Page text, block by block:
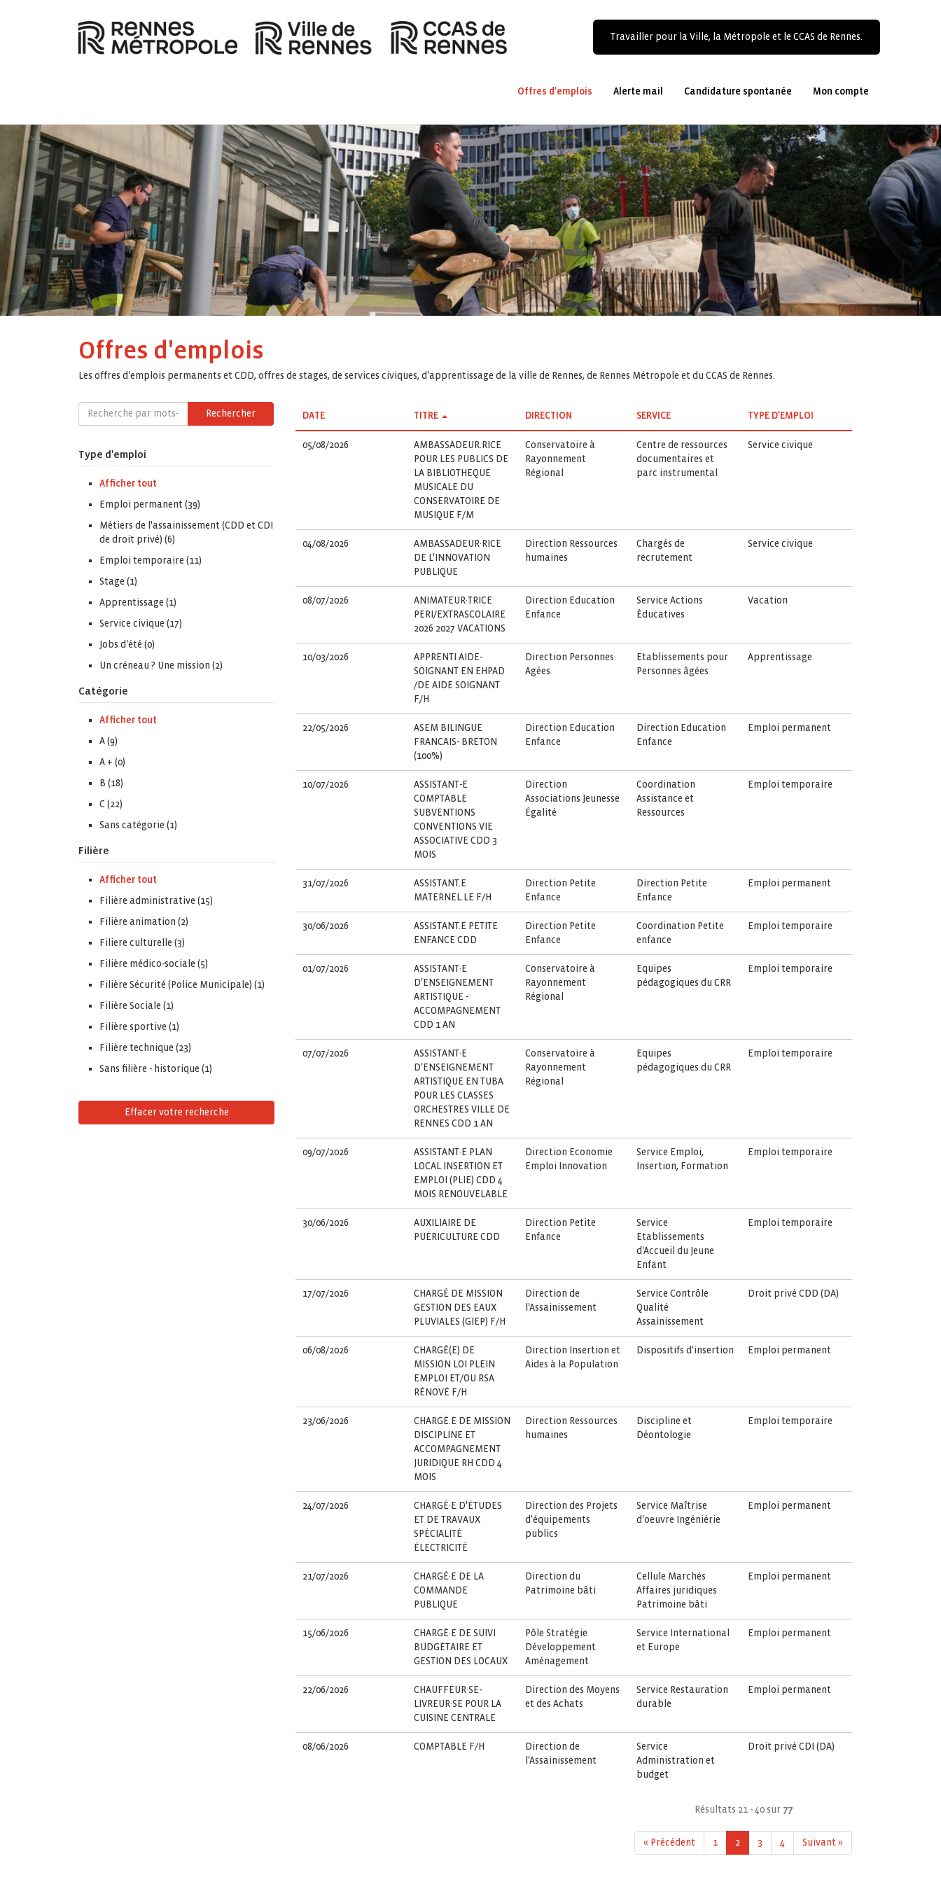
Travailler pour la Ville, la Métropole et le CCAS de Rennes.
Offres d'emplois Alerte mail Candidature spontanée Mon compte
Offres d'emplois
Les offres d'emplois permanents et CDD, offres de stages, de services civiques, d'apprentissage de la ville de Rennes, de Rennes Métropole et du CCAS de Rennes.
Rechercher
Type d'emploi
Afficher tout
Emploi permanent (39)
Métiers de l'assainissement (CDD et CDI
de droit privé) (6)
Emploi temporaire (11)
Stage (1)
Apprentissage (1)
Service civique (17)
Jobs d'été (0)
Un créneau ? Une mission (2)
Catégorie
Afficher tout
A (9)
A + (0)
B (18)
C (22)
Sans catégorie (1)
Filière
Afficher tout
Filière administrative (15)
Filière animation (2)
Filiere culturelle (3)
Filière médico-sociale (5)
Filière Sécurité (Police Municipale) (1)
Filière Sociale (1)
Filière sportive (1)
Filière technique (23)
Sans filière - historique (1)
Effacer votre recherche
DATE TITRE DIRECTION SERVICE TYPE D'EMPLOI
05/08/2026
AMBASSADEUR.RICE
POUR LES PUBLICS DE
LA BIBLIOTHEQUE
MUSICALE DU
CONSERVATOIRE DE
MUSIQUE F/M
Conservatoire à
Rayonnement
Régional
Centre de ressources
documentaires et
parc instrumental
Service civique
04/08/2026
AMBASSADEUR·RICE
DE L'INNOVATION
PUBLIQUE
Direction Ressources
humaines
Chargés de
recrutement
Service civique
08/07/2026
ANIMATEUR·TRICE
PERI/EXTRASCOLAIRE
2026 2027 VACATIONS
Direction Education
Enfance
Service Actions
Éducatives
Vacation
10/03/2026
APPRENTI AIDE-
SOIGNANT EN EHPAD
/DE AIDE SOIGNANT
F/H
Direction Personnes
Agées
Etablissements pour
Personnes âgées
Apprentissage
22/05/2026
ASEM BILINGUE
FRANCAIS- BRETON
(100%)
Direction Education
Enfance
Direction Education
Enfance
Emploi permanent
10/07/2026
ASSISTANT-E
COMPTABLE
SUBVENTIONS
CONVENTIONS VIE
ASSOCIATIVE CDD 3
MOIS
Direction
Associations Jeunesse
Égalité
Coordination
Assistance et
Ressources
Emploi temporaire
31/07/2026
ASSISTANT.E
MATERNEL.LE F/H
Direction Petite
Enfance
Direction Petite
Enfance
Emploi permanent
30/06/2026
ASSISTANT.E PETITE
ENFANCE CDD
Direction Petite
Enfance
Coordination Petite
enfance
Emploi temporaire
01/07/2026
ASSISTANT·E
D'ENSEIGNEMENT
ARTISTIQUE -
ACCOMPAGNEMENT
CDD 1 AN
Conservatoire à
Rayonnement
Régional
Equipes
pédagogiques du CRR
Emploi temporaire
07/07/2026
ASSISTANT·E
D'ENSEIGNEMENT
ARTISTIQUE EN TUBA
POUR LES CLASSES
ORCHESTRES VILLE DE
RENNES CDD 1 AN
Conservatoire à
Rayonnement
Régional
Equipes
pédagogiques du CRR
Emploi temporaire
09/07/2026
ASSISTANT·E PLAN
LOCAL INSERTION ET
EMPLOI (PLIE) CDD 4
MOIS RENOUVELABLE
Direction Economie
Emploi Innovation
Service Emploi,
Insertion, Formation
Emploi temporaire
30/06/2026
AUXILIAIRE DE
PUÉRICULTURE CDD
Direction Petite
Enfance
Service
Etablissements
d'Accueil du Jeune
Enfant
Emploi temporaire
17/07/2026
CHARGÉ DE MISSION
GESTION DES EAUX
PLUVIALES (GIEP) F/H
Direction de
l'Assainissement
Service Contrôle
Qualité
Assainissement
Droit privé CDD (DA)
06/08/2026
CHARGÉ(E) DE
MISSION LOI PLEIN
EMPLOI ET/OU RSA
RÉNOVÉ F/H
Direction Insertion et
Aides à la Population
Dispositifs d'insertion Emploi permanent
23/06/2026
CHARGÉ.E DE MISSION
DISCIPLINE ET
ACCOMPAGNEMENT
JURIDIQUE RH CDD 4
MOIS
Direction Ressources
humaines
Discipline et
Déontologie
Emploi temporaire
24/07/2026
CHARGÉ·E D'ÉTUDES
ET DE TRAVAUX
SPÉCIALITÉ
ÉLECTRICITÉ
Direction des Projets
d'équipements
publics
Service Maîtrise
d'oeuvre Ingéniérie
Emploi permanent
21/07/2026
CHARGÉ·E DE LA
COMMANDE
PUBLIQUE
Direction du
Patrimoine bâti
Cellule Marchés
Affaires juridiques
Patrimoine bâti
Emploi permanent
15/06/2026
CHARGÉ·E DE SUIVI
BUDGÉTAIRE ET
GESTION DES LOCAUX
Pôle Stratégie
Développement
Aménagement
Service International
et Europe
Emploi permanent
22/06/2026
CHAUFFEUR·SE-
LIVREUR·SE POUR LA
CUISINE CENTRALE
Direction des Moyens
et des Achats
Service Restauration
durable
Emploi permanent
08/06/2026 COMPTABLE F/H
Direction de
l'Assainissement
Service
Administration et
budget
Droit privé CDI (DA)
Résultats 21 - 40 sur 77
« Précédent 1 2 3 4 Suivant »